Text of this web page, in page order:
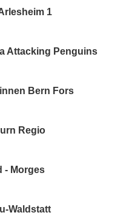
1
Attacking Penguins
Bern Fors
Regio
- Morges
Waldstatt